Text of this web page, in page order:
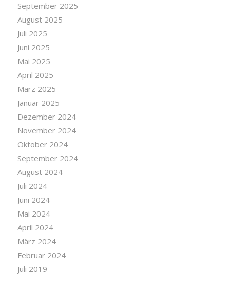
September 2025
August 2025
Juli 2025
Juni 2025
Mai 2025
April 2025
März 2025
Januar 2025
Dezember 2024
November 2024
Oktober 2024
September 2024
August 2024
Juli 2024
Juni 2024
Mai 2024
April 2024
März 2024
Februar 2024
Juli 2019